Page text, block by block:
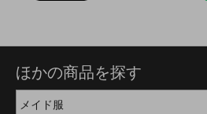
ほかの商品を探す